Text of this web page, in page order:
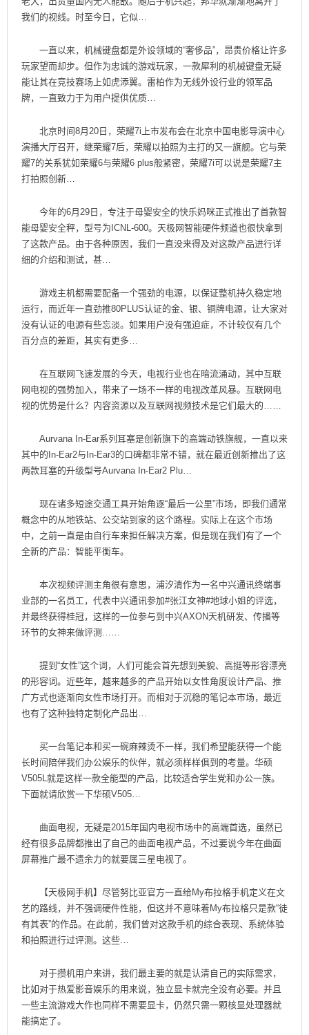
我们的视线。时至今日，它似…
一直以来，机械键盘都是外设领域的“奢侈品”，昂贵价格让许多
玩家望而却步。但作为忠诚的游戏玩家，一款犀利的机械键盘无疑
能让其在竞技赛场上如虎添翼。雷柏作为无线外设行业的领军品
牌，一直致力于为用户提供优质…
北京时间8月20日，荣耀7i上市发布会在北京中国电影导演中心
演播大厅召开，继荣耀7后，荣耀以拍照为主打的又一旗舰。它与荣
耀7的关系犹如荣耀6与荣耀6 plus般紧密，荣耀7i可以说是荣耀7主
打拍照创新…
今年的6月29日，专注于母婴安全的快乐妈咪正式推出了首款智
能母婴安全秤，型号为ICNL-600。天极网智能硬件频道也很快拿到
了这款产品。由于各种原因，我们一直没来得及对这款产品进行详
细的介绍和测试，甚…
游戏主机都需要配备一个强劲的电源，以保证整机持久稳定地
运行，而近年一直劲推80PLUS认证的金、银、铜牌电源，让大家对
没有认证的电源有些忘淡。如果用户没有强迫症，不计较仅有几个
百分点的差距，其实有更多…
在互联网飞速发展的今天，电视行业也在暗流涌动，其中互联
网电视的强势加入，带来了一场不一样的电视改革风暴。互联网电
视的优势是什么？内容资源以及互联网视频技术是它们最大的……
Aurvana In-Ear系列耳塞是创新旗下的高端动铁旗舰，一直以来
其中的In-Ear2与In-Ear3的口碑都非常不错，就在最近创新推出了这
两款耳塞的升级型号Aurvana In-Ear2 Plu…
现在诸多短途交通工具开始角逐“最后一公里”市场，即我们通常
概念中的从地铁站、公交站到家的这个路程。实际上在这个市场
中，之前一直是由自行车来担任解决方案，但是现在我们有了一个
全新的产品：智能平衡车。
本次视频评测主角很有意思，浦汐清作为一名中兴通讯终端事
业部的一名员工，代表中兴通讯参加#张江女神#地球小姐的评选，
并最终获得桂冠，这样的一位参与到中兴AXON天机研发、传播等
环节的女神来做评测……
提到“女性”这个词，人们可能会首先想到美貌、高挺等形容漂亮
的形容词。近些年，越来越多的产品开始以女性角度设计产品、推
广方式也逐渐向女性市场打开。而相对于沉稳的笔记本市场，最近
也有了这种独特定制化产品出…
买一台笔记本和买一碗麻辣烫不一样，我们希望能获得一个能
长时间陪伴我们办公娱乐的伙伴，就必须样样俱到的考量。华硕
V505L就是这样一款全能型的产品，比较适合学生党和办公一族。
下面就请欣赏一下华硕V505…
曲面电视，无疑是2015年国内电视市场中的高端首选，虽然已
经有很多品牌都推出了自己的曲面电视产品，不过要说今年在曲面
屏幕推广最不遗余力的就要属三星电视了。
【天极网手机】尽管努比亚官方一直给My布拉格手机定义在文
艺的路线，并不强调硬件性能，但这并不意味着My布拉格只是款“徒
有其表”的作品。在此前，我们曾对这款手机的综合表现、系统体验
和拍照进行过评测。这些…
对于攒机用户来讲，我们最主要的就是认清自己的实际需求，
比如对于热爱影音娱乐的用来说，独立显卡就完全没有必要。并且
一些主流游戏大作也同样不需要显卡，仍然只需一颗核显处理器就
能搞定了。